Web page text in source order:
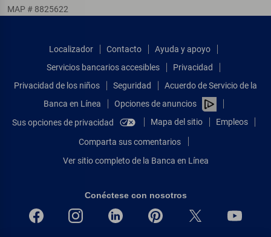
MAP # 8825622
Localizador Contacto
Ayuda y apoyo
Servicios bancarios accesibles
Privacidad
Privacidad de los niños
Seguridad
Acuerdo de Servicio de la
Banca en Línea
Opciones de anuncios
Sus opciones de privacidad
Mapa del sitio Empleos
Comparta sus comentarios
Ver sitio completo de la Banca en Línea
Conéctese con nosotros